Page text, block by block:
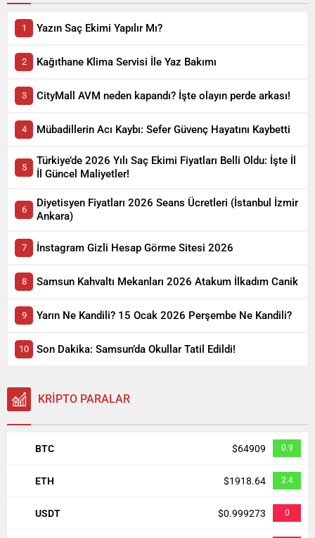
Yazın Saç Ekimi Yapılır Mı?
Kağıthane Klima Servisi İle Yaz Bakımı
CityMall AVM neden kapandı? İşte olayın perde arkası!
Mübadillerin Acı Kaybı: Sefer Güvenç Hayatını Kaybetti
Türkiye’de 2026 Yılı Saç Ekimi Fiyatları Belli Oldu: İşte İl
İl Güncel Maliyetler!
Diyetisyen Fiyatları 2026 Seans Ücretleri (İstanbul İzmir
Ankara)
İnstagram Gizli Hesap Görme Sitesi 2026
Samsun Kahvaltı Mekanları 2026 Atakum İlkadım Canik
Yarın Ne Kandili? 15 Ocak 2026 Perşembe Ne Kandili?
Son Dakika: Samsun’da Okullar Tatil Edildi!
KRİPTO PARALAR
BTC $64909 0.9
ETH $1918.64 2.4
USDT $0.999273 0